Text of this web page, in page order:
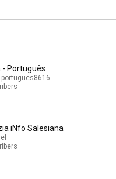
- Português
iNfo Salesiana